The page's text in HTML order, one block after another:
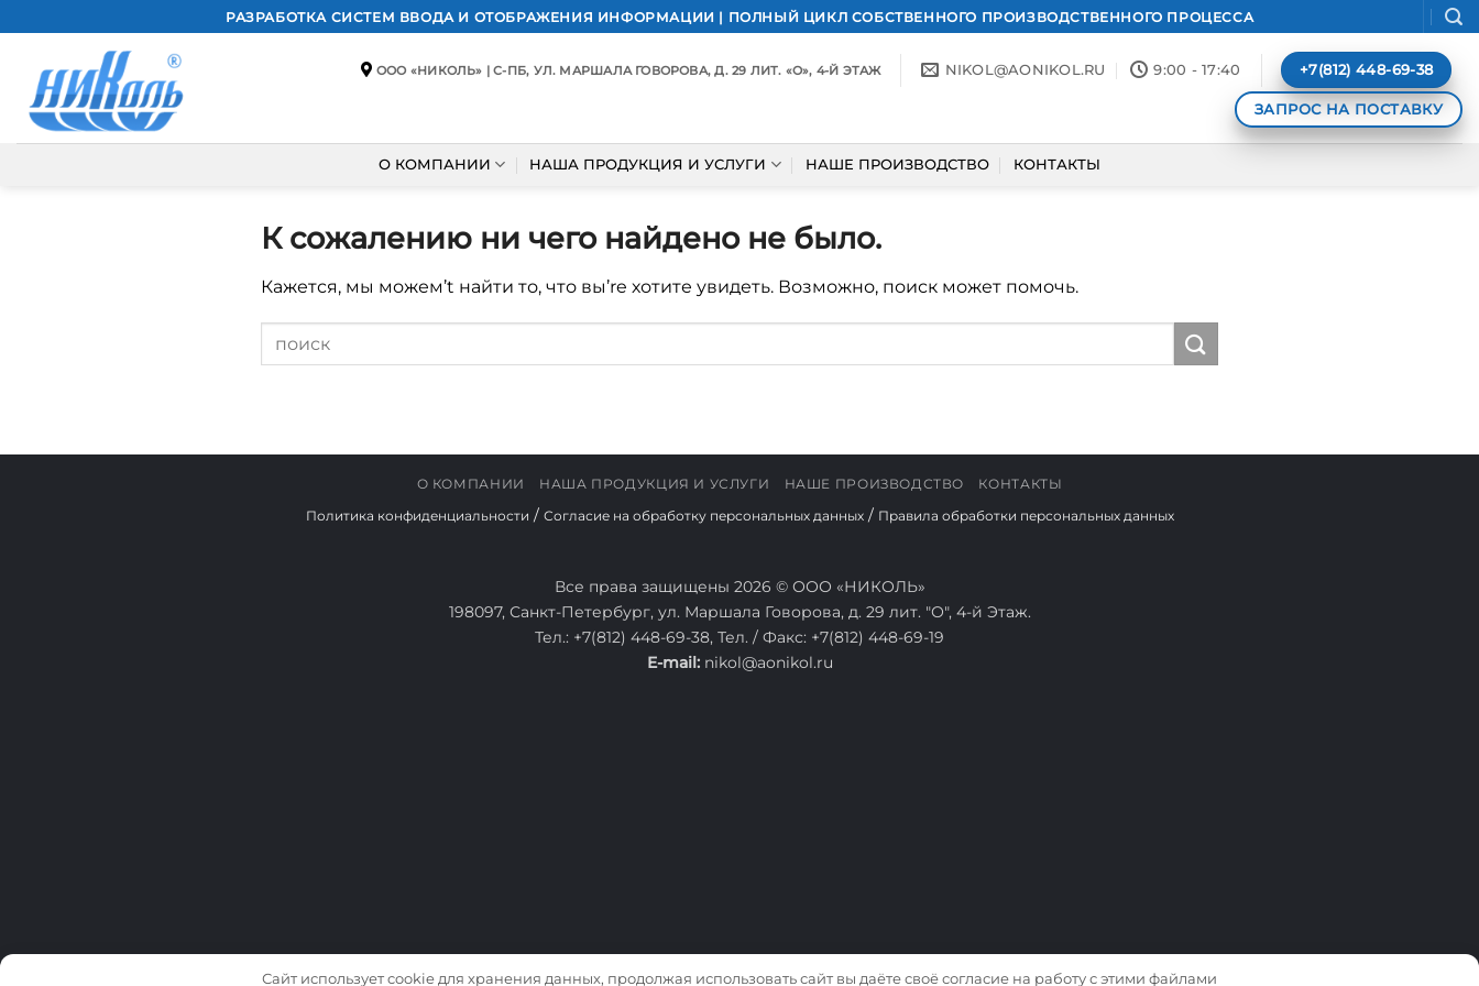
content
РАЗРАБОТКА СИСТЕМ ВВОДА И ОТОБРАЖЕНИЯ ИНФОРМАЦИИ | ПОЛНЫЙ ЦИКЛ СОБСТВЕННОГО ПРОИЗВОДСТВЕННОГО ПРОЦЕССА
ООО «НИКОЛЬ» | С-ПБ, УЛ. МАРШАЛА ГОВОРОВА, Д. 29 ЛИТ. «О», 4-Й ЭТАЖ NIKOL@AONIKOL.RU 9:00 - 17:40 +7(812) 448-69-38
ЗАПРОС НА ПОСТАВКУ
О КОМПАНИИ НАША ПРОДУКЦИЯ И УСЛУГИ НАШЕ ПРОИЗВОДСТВО КОНТАКТЫ
К сожалению ни чего найдено не было.
Кажется, мы можем’t найти то, что вы’re хотите увидеть. Возможно, поиск может помочь.
О КОМПАНИИ НАША ПРОДУКЦИЯ И УСЛУГИ НАШЕ ПРОИЗВОДСТВО
КОНТАКТЫ
Политика конфиденциальности / Согласие на обработку персональных данных/ Правила обработки персональных данных
Все права защищены 2026 © ООО «НИКОЛЬ»
198097, Санкт-Петербург, ул. Маршала Говорова, д. 29 лит. "О", 4-й Этаж.
Тел.: +7(812) 448-69-38, Тел. / Факс: +7(812) 448-69-19
E-mail: nikol@aonikol.ru
Сайт использует cookie для хранения данных, продолжая использовать сайт вы даёте своё согласие на работу с этими файлами